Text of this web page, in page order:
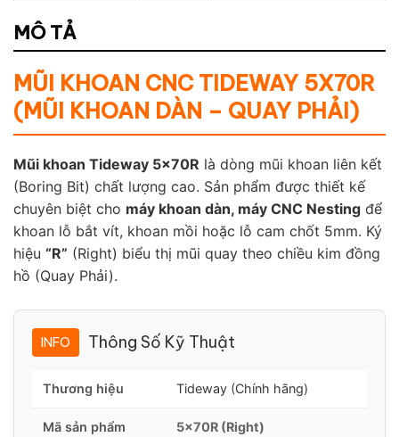
Tư vấn & bán hàng qua Facebook
MÔ TẢ
MŨI KHOAN CNC TIDEWAY 5X70R
(MŨI KHOAN DÀN – QUAY PHẢI)
Mũi khoan Tideway 5x70R là dòng mũi khoan liên kết
(Boring Bit) chất lượng cao. Sản phẩm được thiết kế
chuyên biệt cho máy khoan dàn, máy CNC Nesting để
khoan lỗ bắt vít, khoan mồi hoặc lỗ cam chốt 5mm. Ký
hiệu “R” (Right) biểu thị mũi quay theo chiều kim đồng
hồ (Quay Phải).
INFO Thông Số Kỹ Thuật
Thương hiệu Tideway (Chính hãng)
Mã sản phẩm 5x70R (Right)